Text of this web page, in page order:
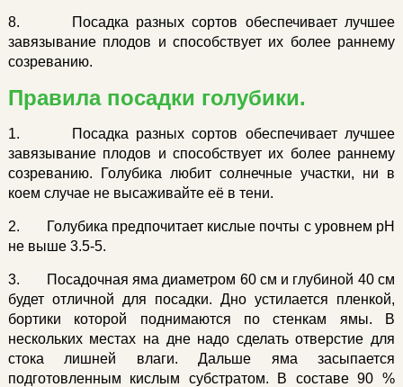
8. Посадка разных сортов обеспечивает лучшее
завязывание плодов и способствует их более раннему
созреванию.
Правила посадки голубики.
1. Посадка разных сортов обеспечивает лучшее
завязывание плодов и способствует их более раннему
созреванию. Голубика любит солнечные участки, ни в
коем случае не высаживайте её в тени.
2. Голубика предпочитает кислые почты с уровнем рН
не выше 3.5-5.
3. Посадочная яма диаметром 60 см и глубиной 40 см
будет отличной для посадки. Дно устилается пленкой,
бортики которой поднимаются по стенкам ямы. В
нескольких местах на дне надо сделать отверстие для
стока лишней влаги. Дальше яма засыпается
подготовленным кислым субстратом. В составе 90 %